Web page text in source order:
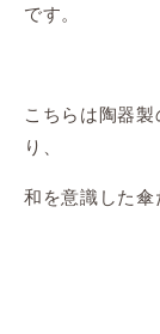
です。
こちらは陶器
り、
和を意識した傘